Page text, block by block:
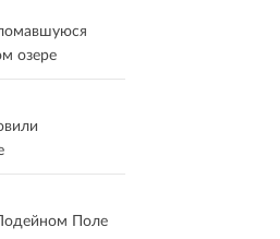
озере
Поле